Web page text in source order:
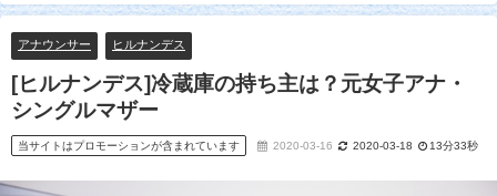
グルマザー
アナウンサー ヒルナンデス
[ヒルナンデス]冷蔵庫の持ち主は？元女子アナ・
シングルマザー
当サイトはプロモーションが含まれています 2020-03-16 2020-03-18 13分33秒